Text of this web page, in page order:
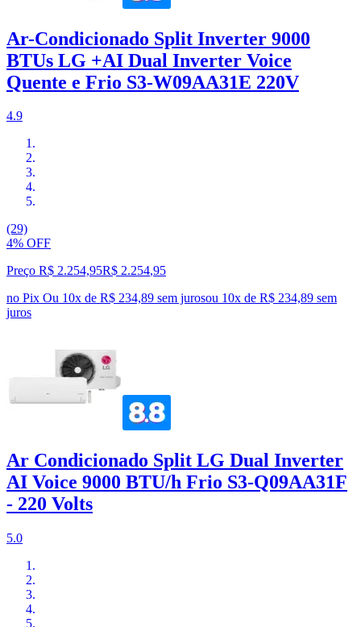
Ar-Condicionado Split Inverter 9000
BTUs LG +AI Dual Inverter Voice
Quente e Frio S3-W09AA31E 220V
4.9
(29)
4% OFF
Preço R$ 2.254,95R$ 2.254,95
no Pix Ou 10x de R$ 234,89 sem jurosou 10x de R$ 234,89 sem
juros
Ar Condicionado Split LG Dual Inverter
AI Voice 9000 BTU/h Frio S3-Q09AA31F
- 220 Volts
5.0